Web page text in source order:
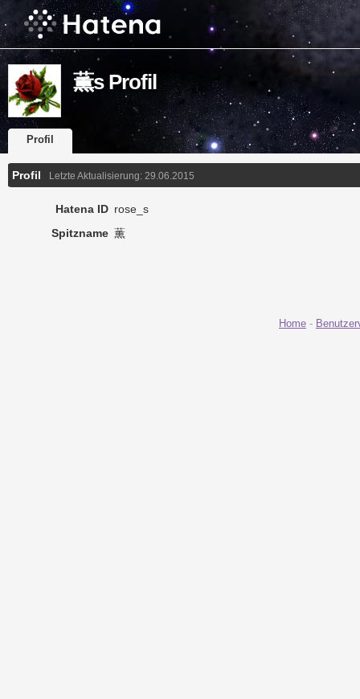
薫s Profil
Profil
Profil Letzte Aktualisierung: 29.06.2015
Hatena ID rose_s
Spitzname 薫
Home -